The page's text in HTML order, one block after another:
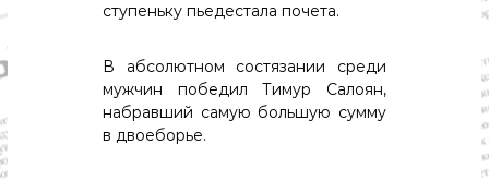
и
а
к
у
ступеньку пьедестала почета.
В абсолютном состязании среди
мужчин победил Тимур Салоян,
набравший самую большую сумму
в двоеборье.